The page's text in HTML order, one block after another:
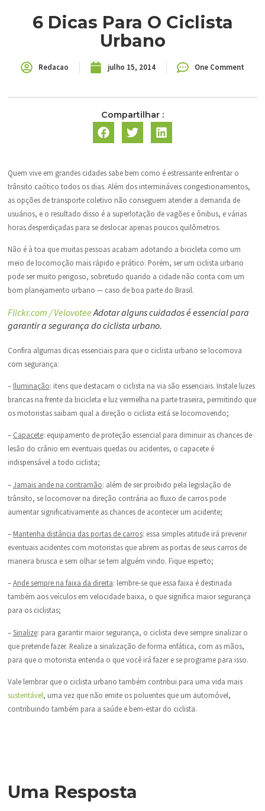
6 Dicas Para O Ciclista
Urbano
Redacao julho 15, 2014 One Comment
Compartilhar :
Quem vive em grandes cidades sabe bem como é estressante enfrentar o
trânsito caótico todos os dias. Além dos intermináveis congestionamentos,
as opções de transporte coletivo não conseguem atender a demanda de
usuários, e o resultado disso é a superlotação de vagões e ônibus, e várias
horas desperdiçadas para se deslocar apenas poucos quilômetros.
Não é à toa que muitas pessoas acabam adotando a bicicleta como um
meio de locomoção mais rápido e prático. Porém, ser um ciclista urbano
pode ser muito perigoso, sobretudo quando a cidade não conta com um
bom planejamento urbano — caso de boa parte do Brasil.
Flickr.com / Velovotee Adotar alguns cuidados é essencial para
garantir a segurança do ciclista urbano.
Confira algumas dicas essenciais para que o ciclista urbano se locomova
com segurança:
– Iluminação: itens que destacam o ciclista na via são essenciais. Instale luzes
brancas na frente da bicicleta e luz vermelha na parte traseira, permitindo que
os motoristas saibam qual a direção o ciclista está se locomovendo;
– Capacete: equipamento de proteção essencial para diminuir as chances de
lesão do crânio em eventuais quedas ou acidentes, o capacete é
indispensável a todo ciclista;
–Jamais ande na contramão: além de ser proibido pela legislação de
trânsito, se locomover na direção contrária ao fluxo de carros pode
aumentar significativamente as chances de acontecer um acidente;
– Mantenha distância das portas de carros: essa simples atitude irá prevenir
eventuais acidentes com motoristas que abrem as portas de seus carros de
maneira brusca e sem olhar se tem alguém vindo. Fique esperto;
–Ande sempre na faixa da direita: lembre-se que essa faixa é destinada
também aos veículos em velocidade baixa, o que significa maior segurança
para os ciclistas;
–Sinalize: para garantir maior segurança, o ciclista deve sempre sinalizar o
que pretende fazer. Realize a sinalização de forma enfática, com as mãos,
para que o motorista entenda o que você irá fazer e se programe para isso.
Vale lembrar que o ciclista urbano também contribui para uma vida mais
sustentável, uma vez que não emite os poluentes que um automóvel,
contribuindo também para a saúde e bem-estar do ciclista.
Uma Resposta